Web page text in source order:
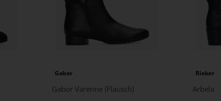
Gabor
Gabor Varenne (Flausch)
Rieker
Arbela